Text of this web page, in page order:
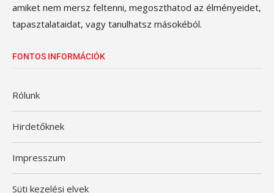
amiket nem mersz feltenni, megoszthatod az élményeidet,
tapasztalataidat, vagy tanulhatsz másokéból.
FONTOS INFORMÁCIÓK
Rólunk
Hirdetőknek
Impresszum
Süti kezelési elvek